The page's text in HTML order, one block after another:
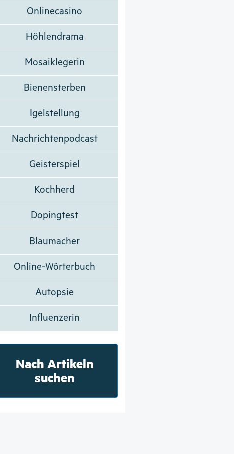
Onlinecasino
Höhlendrama
Mosaiklegerin
Bienensterben
Igelstellung
Nachrichtenpodcast
Geisterspiel
Kochherd
Dopingtest
Blaumacher
Online-Wörterbuch
Autopsie
Influenzerin
Nach Artikeln
suchen